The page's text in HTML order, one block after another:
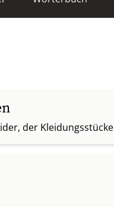
der Kleidungsstücke